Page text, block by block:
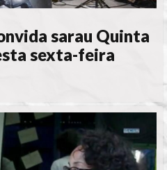
sarau Quinta
sexta-feira